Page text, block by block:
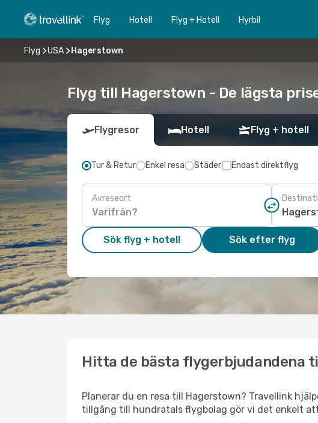
Flyg Hotell Flyg + Hotell Hyrbil
Flyg USA Hagerstown
Flyg till Hagerstown - De lägsta
Flygresor Hotell Flyg + hotell
Tur & Retur Enkel resa Städer Endast direktflyg
Avreseort
Sök flyg + hotell Sök efter flyg
Hitta de bästa flygerbjudandena
Planerar du en resa till Hagerstown? Travellink
tillgång till hundratals flygbolag gör vi det enkelt